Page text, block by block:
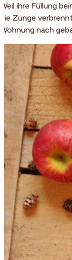
Weil ihre Füllung
die Zunge
Wohnung nach